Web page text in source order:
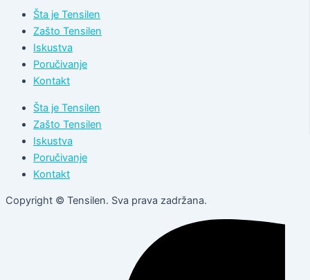
Šta je Tensilen
Zašto Tensilen
Iskustva
Poručivanje
Kontakt
Šta je Tensilen
Zašto Tensilen
Iskustva
Poručivanje
Kontakt
Copyright © Tensilen. Sva prava zadržana.